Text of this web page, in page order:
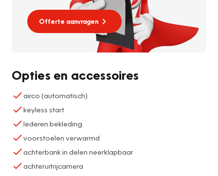
Offerte aanvragen
Opties en accessoires
airco (automatisch)
keyless start
lederen bekleding
voorstoelen verwarmd
achterbank in delen neerklapbaar
achteruitrijcamera